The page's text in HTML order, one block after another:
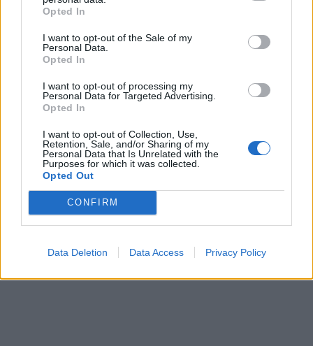
Opted In
I want to opt-out of the Sale of my
Personal Data.
Opted In
I want to opt-out of processing my
Personal Data for Targeted Advertising.
Opted In
I want to opt-out of Collection, Use,
Retention, Sale, and/or Sharing of my
Personal Data that Is Unrelated with the
Purposes for which it was collected.
Opted Out
CONFIRM
Data Deletion Data Access Privacy Policy